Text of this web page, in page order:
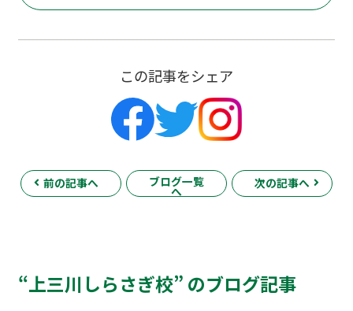
この記事をシェア
前の記事へ ブログ一覧
へ
次の記事へ
“上三川しらさぎ校” のブログ記事